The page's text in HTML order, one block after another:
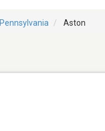
Pennsylvania Aston